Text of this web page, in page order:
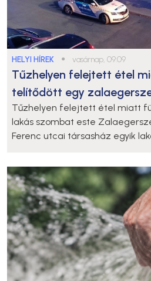
HELYI HÍREK ● vasárnap, 09:09
Tűzhelyen felejtett étel
telítődött egy
Tűzhelyen felejtett étel miatt
lakás szombat este
Ferenc utcai társasház egyik